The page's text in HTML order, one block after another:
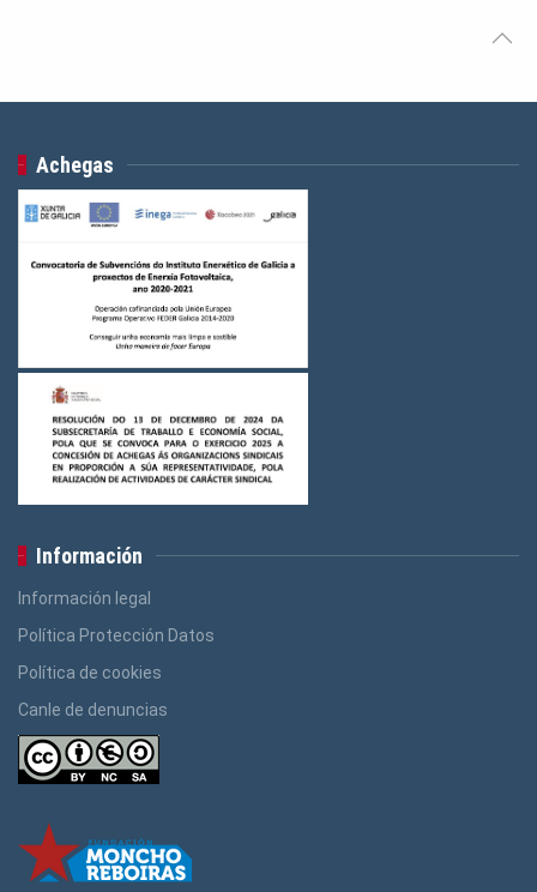
Achegas
Información
Información legal
Política Protección Datos
Política de cookies
Canle de denuncias